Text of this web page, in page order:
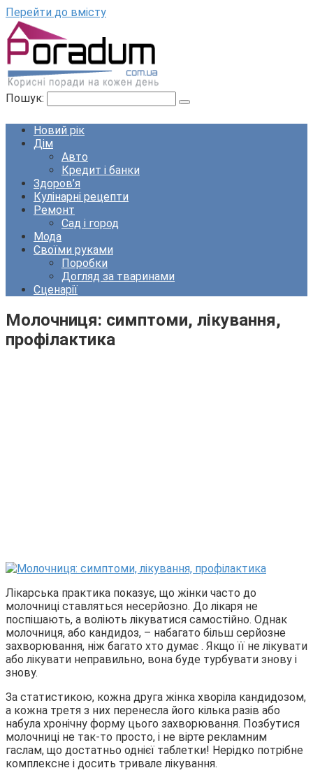
Перейти до вмісту
Пошук:
Новий рік
Дім
Авто
Кредит і банки
Здоров’я
Кулінарні рецепти
Ремонт
Сад і город
Мода
Своїми руками
Поробки
Догляд за тваринами
Сценарії
Молочниця: симптоми, лікування,
профілактика
Лікарська практика показує, що жінки часто до
молочниці ставляться несерйозно. До лікаря не
поспішають, а воліють лікуватися самостійно. Однак
молочниця, або кандидоз, – набагато більш серйозне
захворювання, ніж багато хто думає . Якщо її не лікувати
або лікувати неправильно, вона буде турбувати знову і
знову.
За статистикою, кожна друга жінка хворіла кандидозом,
а кожна третя з них перенесла його кілька разів або
набула хронічну форму цього захворювання. Позбутися
молочниці не так-то просто, і не вірте рекламним
гаслам, що достатньо однієї таблетки! Нерідко потрібне
комплексне і досить тривале лікування.